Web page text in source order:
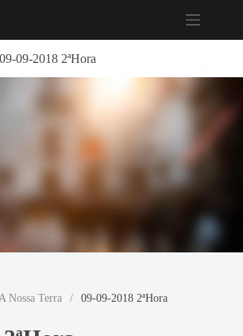
09-09-2018 2ªHora
A Nossa Terra / 09-09-2018 2ªHora